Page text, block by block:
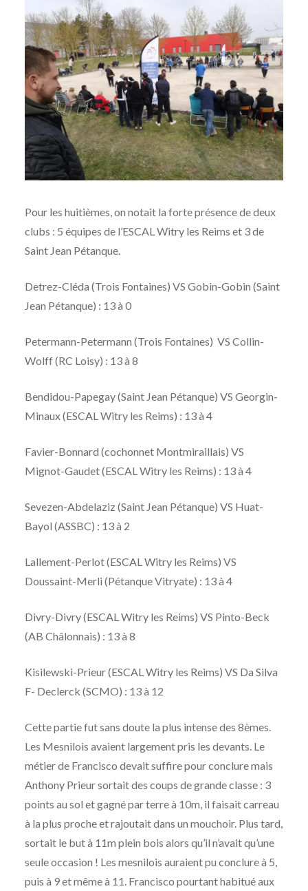
Pour les huitièmes, on notait la forte présence de deux
clubs : 5 équipes de l’ESCAL Witry les Reims et 3 de
Saint Jean Pétanque.
Detrez-Cléda (Trois Fontaines) VS Gobin-Gobin (Saint
Jean Pétanque) : 13 à 0
Petermann-Petermann (Trois Fontaines) VS Collin-
Wolff (RC Loisy) : 13 à 8
Bendidou-Papegay (Saint Jean Pétanque) VS Georgin-
Minaux (ESCAL Witry les Reims) : 13 à 4
Favier-Bonnard (cochonnet Montmiraillais) VS
Mignot-Gaudet (ESCAL Witry les Reims) : 13 à 4
Sevezen-Abdelaziz (Saint Jean Pétanque) VS Huat-
Bayol (ASSBC) : 13 à 2
Lallement-Perlot (ESCAL Witry les Reims) VS
Doussaint-Merli (Pétanque Vitryate) : 13 à 4
Divry-Divry (ESCAL Witry les Reims) VS Pinto-Beck
(AB Châlonnais) : 13 à 8
Kisilewski-Prieur (ESCAL Witry les Reims) VS Da Silva
F- Declerck (SCMO) : 13 à 12
Cette partie fut sans doute la plus intense des 8èmes.
Les Mesnilois avaient largement pris les devants. Le
métier de Francisco devait suffire pour conclure mais
Anthony Prieur sortait des coups de grande classe : 3
points au sol et gagné par terre à 10m, il faisait carreau
à la plus proche et rajoutait dans un mouchoir. Plus tard,
sortait le but à 11m plein bois alors qu’il n’avait qu’une
seule occasion ! Les mesnilois auraient pu conclure à 5,
puis à 9 et même à 11. Francisco pourtant habitué aux